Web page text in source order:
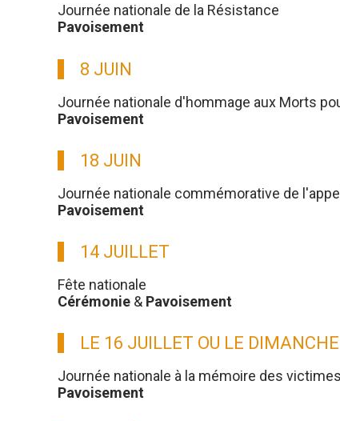
Journée nationale de la Résistance
Pavoisement
8 JUIN
Journée nationale d'hommage aux Morts
Pavoisement
18 JUIN
Journée nationale commémorative de
Pavoisement
14 JUILLET
Fête nationale
Cérémonie & Pavoisement
LE 16 JUILLET OU LE
Journée nationale à la mémoire des
Pavoisement